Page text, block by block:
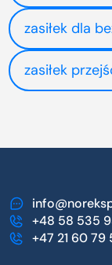
zasiłek dla
zasiłek
+48 58 535
+47 21 60 79